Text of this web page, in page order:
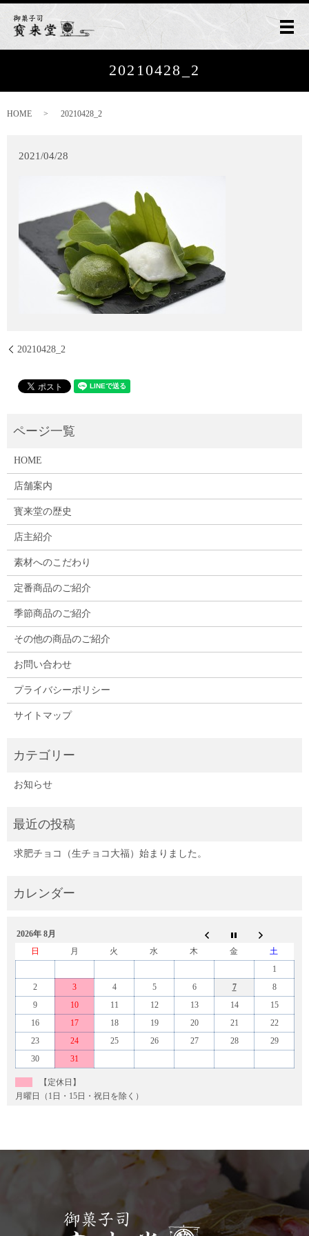
メ
20210428_2
HOME 20210428_2
2021/04/28
20210428_2
HOME
店舗案内
寳来堂の歴史
店主紹介
素材へのこだわり
定番商品のご紹介
季節商品のご紹介
その他の商品のご紹介
お問い合わせ
プライバシーポリシー
サイトマップ
お知らせ
求肥チョコ（生チョコ大福）始まりました。
2026年 8月
日
月 火 水 木 金
土
1
2
3 4 5 6 7
8
9
10 11 12 13 14
15
16
17 18 19 20 21
22
23
24 25 26 27 28
29
30
31
【定休日】
月曜日（1日・15日・祝日を除く）